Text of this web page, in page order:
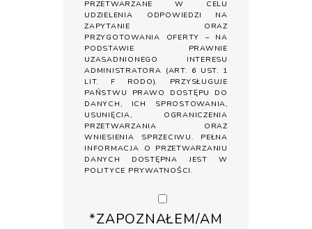
PRZETWARZANE W CELU
UDZIELENIA ODPOWIEDZI NA
ZAPYTANIE ORAZ
PRZYGOTOWANIA OFERTY – NA
PODSTAWIE PRAWNIE
UZASADNIONEGO INTERESU
ADMINISTRATORA (ART. 6 UST. 1
LIT. F RODO). PRZYSŁUGUJE
PAŃSTWU PRAWO DOSTĘPU DO
DANYCH, ICH SPROSTOWANIA,
USUNIĘCIA, OGRANICZENIA
PRZETWARZANIA ORAZ
WNIESIENIA SPRZECIWU. PEŁNA
INFORMACJA O PRZETWARZANIU
DANYCH DOSTĘPNA JEST W
POLITYCE PRYWATNOŚCI.
*ZAPOZNAŁEM/AM